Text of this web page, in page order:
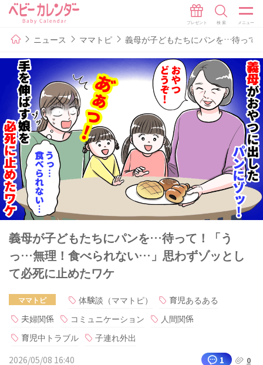
ニュース ママトピ 義母が子どもたちにパンを…待って
義母が子どもたちにパンを…待って！「う
っ…無理！食べられない…」思わずゾッとし
て必死に止めたワケ
ママトピ 体験談（ママトピ）
育児あるある
夫婦関係
コミュニケーション
人間関係
育児中トラブル
子連れ外出
2026/05/08 16:40
1 0